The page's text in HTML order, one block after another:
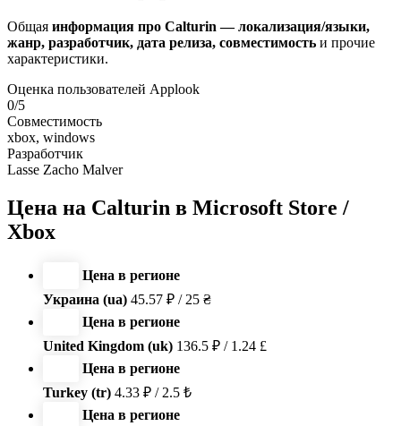
Общая информация про Calturin — локализация/языки,
жанр, разработчик, дата релиза, совместимость и прочие
характеристики.
Оценка пользователей Applook
0/5
Совместимость
xbox, windows
Разработчик
Lasse Zacho Malver
Цена на Calturin в Microsoft Store /
Xbox
Цена в регионе
Украина (ua) 45.57 ₽ / 25 ₴
Цена в регионе
United Kingdom (uk) 136.5 ₽ / 1.24 £
Цена в регионе
Turkey (tr) 4.33 ₽ / 2.5 ₺
Цена в регионе